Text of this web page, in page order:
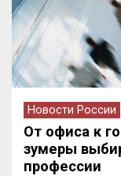
Новости России
От офиса к
зумеры
профессии